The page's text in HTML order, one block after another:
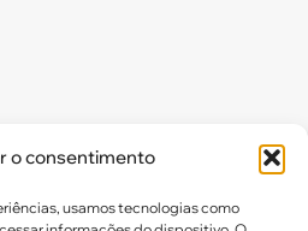
o consentimento
usamos tecnologias como